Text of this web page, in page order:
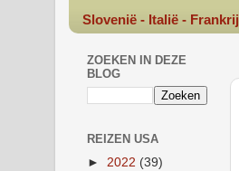
Slovenië - Italië -
ZOEKEN IN DEZE
BLOG
REIZEN USA
► 2022 (39)